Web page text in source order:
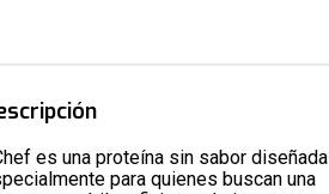
es una proteína sin sabor diseñada
para quienes buscan una